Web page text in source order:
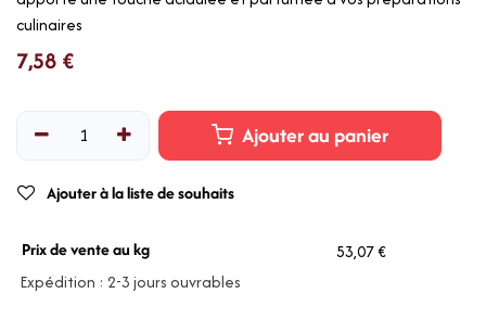
culinaires
7,58 €
Ajouter au panier
Ajouter à la liste de souhaits
Prix de vente au kg
53,07 €
Expédition : 2-3 jours ouvrables